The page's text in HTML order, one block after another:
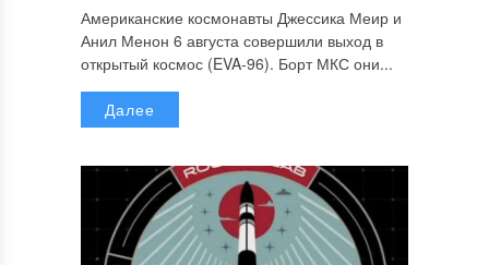
Американские космонавты Джессика Меир и
Анил Менон 6 августа совершили выход в
открытый космос (EVA-96). Борт МКС они...
Далее